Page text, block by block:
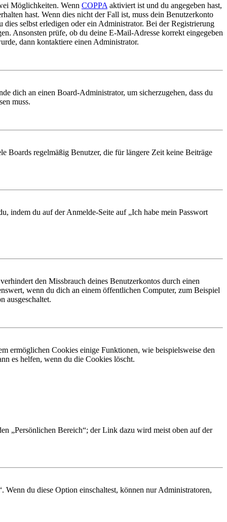
Möglichkeiten. Wenn COPPA aktiviert ist und du angegeben hast,
hast. Wenn dies nicht der Fall ist, muss dein Benutzerkonto
selbst erledigen oder ein Administrator. Bei der Registrierung
Ansonsten prüfe, ob du deine E-Mail-Adresse korrekt eingegeben
dann kontaktiere einen Administrator.
dich an einen Board-Administrator, um sicherzugehen, dass du
muss.
Boards regelmäßig Benutzer, die für längere Zeit keine Beiträge
indem du auf der Anmelde-Seite auf „Ich habe mein Passwort
den Missbrauch deines Benutzerkontos durch einen
wenn du dich an einem öffentlichen Computer, zum Beispiel
ausgeschaltet.
ermöglichen Cookies einige Funktionen, wie beispielsweise den
es helfen, wenn du die Cookies löscht.
„Persönlichen Bereich“; der Link dazu wird meist oben auf der
du diese Option einschaltest, können nur Administratoren,